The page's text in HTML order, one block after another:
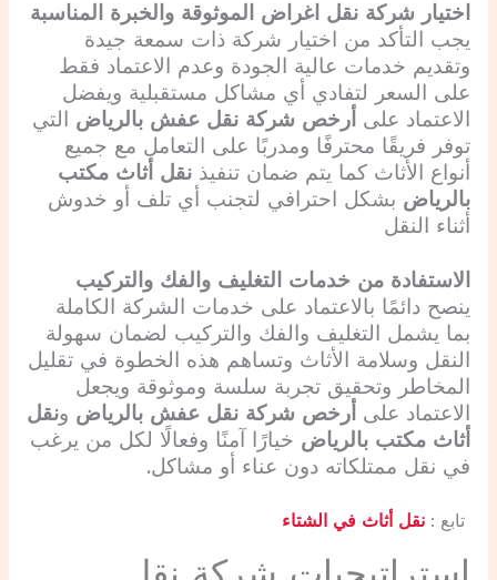
اختيار شركة نقل اغراض الموثوقة والخبرة المناسبة
يجب التأكد من اختيار شركة ذات سمعة جيدة
وتقديم خدمات عالية الجودة وعدم الاعتماد فقط
على السعر لتفادي أي مشاكل مستقبلية ويفضل
الاعتماد على أرخص شركة نقل عفش بالرياض التي
توفر فريقًا محترفًا ومدربًا على التعامل مع جميع
أنواع الأثاث كما يتم ضمان تنفيذ نقل أثاث مكتب
بالرياض بشكل احترافي لتجنب أي تلف أو خدوش
أثناء النقل
الاستفادة من خدمات التغليف والفك والتركيب
ينصح دائمًا بالاعتماد على خدمات الشركة الكاملة
بما يشمل التغليف والفك والتركيب لضمان سهولة
النقل وسلامة الأثاث وتساهم هذه الخطوة في تقليل
المخاطر وتحقيق تجربة سلسة وموثوقة ويجعل
الاعتماد على أرخص شركة نقل عفش بالرياض ونقل
أثاث مكتب بالرياض خيارًا آمنًا وفعالًا لكل من يرغب
في نقل ممتلكاته دون عناء أو مشاكل.
تابع : نقل أثاث في الشتاء